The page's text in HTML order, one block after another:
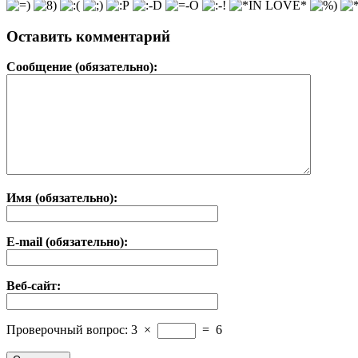
Оставить комментарий
Сообщение (обязательно):
Имя (обязательно):
E-mail (обязательно):
Веб-сайт:
Проверочный вопрос: 3 × = 6